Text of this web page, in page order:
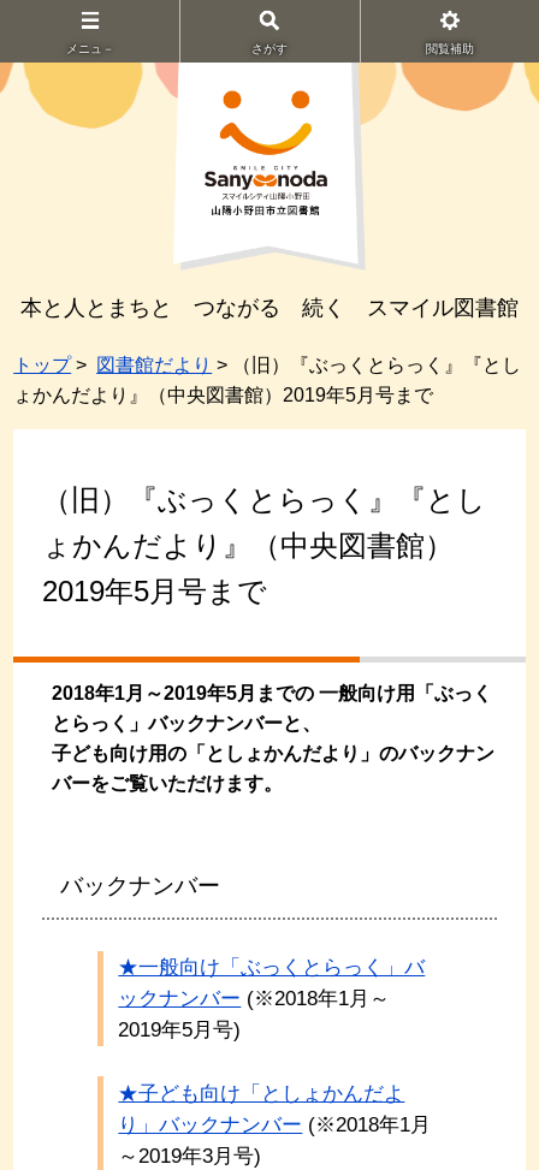
メニュ－ さがす 閲覧補助
本と人とまちと つながる 続く スマイル図書館
トップ> 図書館だより > （旧）『ぶっくとらっく』『とし
ょかんだより』（中央図書館）2019年5月号まで
（旧）『ぶっくとらっく』『とし
ょかんだより』（中央図書館）
2019年5月号まで
2018年1月～2019年5月までの 一般向け用「ぶっく
とらっく」バックナンバーと、
子ども向け用の「としょかんだより」のバックナン
バーをご覧いただけます。
バックナンバー
★一般向け「ぶっくとらっく」バ
ックナンバー (※2018年1月～
2019年5月号)
★子ども向け「としょかんだよ
り」バックナンバー (※2018年1月
～2019年3月号)